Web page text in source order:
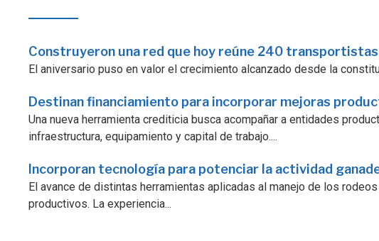
Construyeron una red que hoy reúne 240 transportistas
El aniversario puso en valor el crecimiento alcanzado desde la
Destinan financiamiento para incorporar mejoras
Una nueva herramienta crediticia busca acompañar a entidades
infraestructura, equipamiento y capital de trabajo....
Incorporan tecnología para potenciar la actividad
El avance de distintas herramientas aplicadas al manejo de los
productivos. La experiencia...